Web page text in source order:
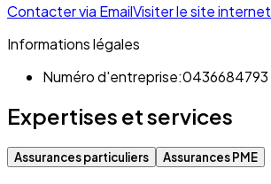
Contacter via EmailVisiter le site internet
Informations légales
Numéro d'entreprise:0436684793
Expertises et services
Assurances particuliers Assurances PME